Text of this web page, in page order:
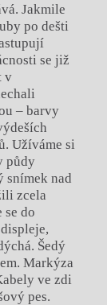
Jakmile
po dešti
se již
v
– barvy
Užíváme si
půdy
snímek nad
zcela
se do
Šedý
Markýza
ve zdi
pes.